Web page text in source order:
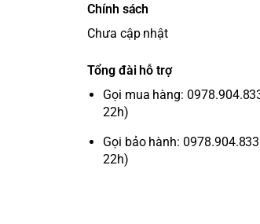
Chính sách
Chưa cập nhật
Tổng đài hỗ trợ
Gọi mua hàng:
22h)
Gọi bảo hành:
22h)